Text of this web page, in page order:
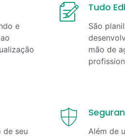
e
Tudo
São
mão de
de seu
Além de